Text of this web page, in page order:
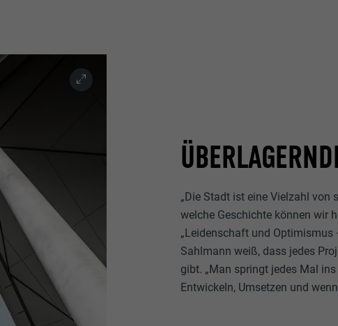
„Die Stadt ist eine Vielzahl von
welche Geschichte können wir
„Leidenschaft und Optimismus
Sahlmann weiß, dass jedes
gibt. „Man springt jedes Mal
Entwickeln, Umsetzen und